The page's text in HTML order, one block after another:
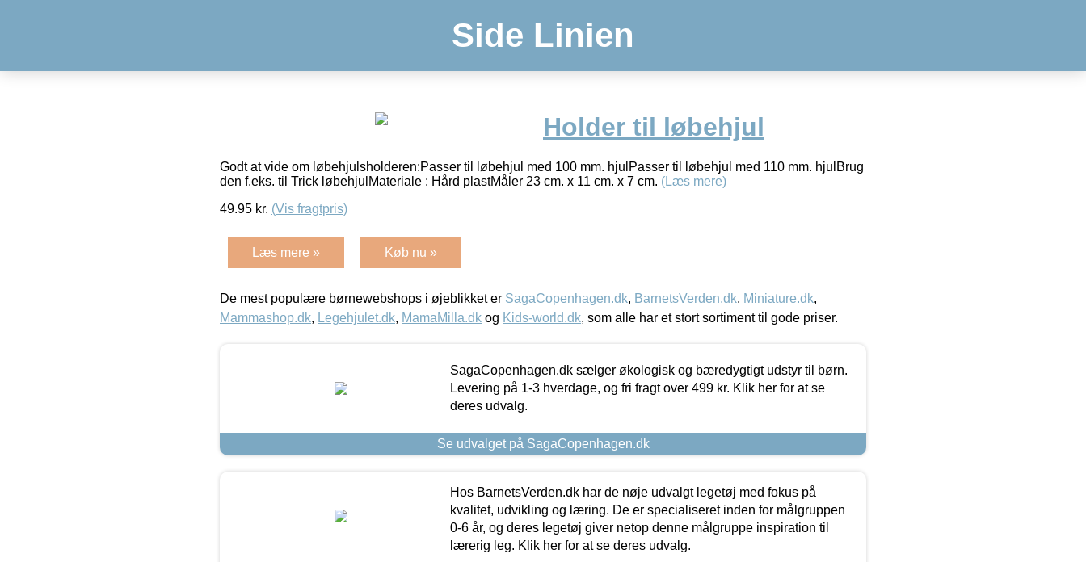
Side Linien
Holder til løbehjul
Godt at vide om løbehjulsholderen:Passer til løbehjul med 100 mm. hjulPasser til løbehjul med 110 mm. hjulBrug
den f.eks. til Trick løbehjulMateriale : Hård plastMåler 23 cm. x 11 cm. x 7 cm. (Læs mere)
49.95 kr. (Vis fragtpris)
Læs mere » Køb nu »
De mest populære børnewebshops i øjeblikket er SagaCopenhagen.dk, BarnetsVerden.dk, Miniature.dk,
Mammashop.dk, Legehjulet.dk, MamaMilla.dk og Kids-world.dk, som alle har et stort sortiment til gode priser.
SagaCopenhagen.dk sælger økologisk og bæredygtigt udstyr til børn.
Levering på 1-3 hverdage, og fri fragt over 499 kr. Klik her for at se
deres udvalg.
Se udvalget på SagaCopenhagen.dk
Hos BarnetsVerden.dk har de nøje udvalgt legetøj med fokus på
kvalitet, udvikling og læring. De er specialiseret inden for målgruppen
0-6 år, og deres legetøj giver netop denne målgruppe inspiration til
lærerig leg. Klik her for at se deres udvalg.